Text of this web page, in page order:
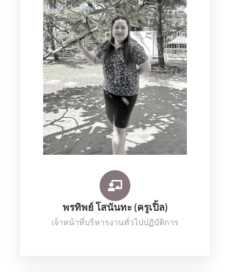
พรทิพย์ โสนันทะ (ครูเปิ้ล)
เจ้าหน้าที่บริหารงานทั่วไปปฏิบัติการ